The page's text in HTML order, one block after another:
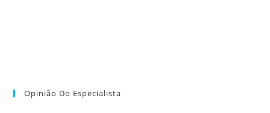
Opinião Do Especialista